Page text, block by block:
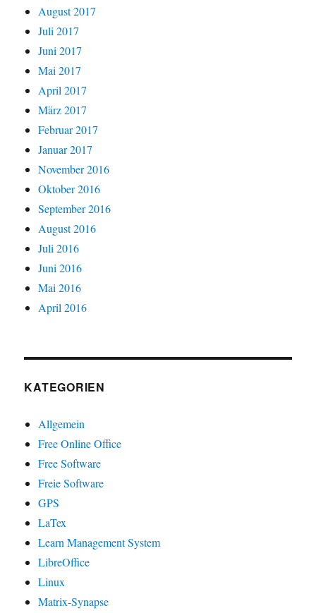
August 2017
Juli 2017
Juni 2017
Mai 2017
April 2017
März 2017
Februar 2017
Januar 2017
November 2016
Oktober 2016
September 2016
August 2016
Juli 2016
Juni 2016
Mai 2016
April 2016
KATEGORIEN
Allgemein
Free Online Office
Free Software
Freie Software
GPS
LaTex
Learn Management System
LibreOffice
Linux
Matrix-Synapse